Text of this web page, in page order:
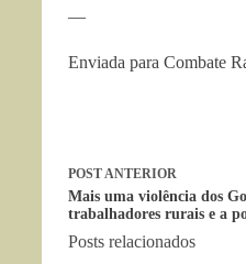
—
Enviada para Combate
POSTANTERIOR
Mais uma violência dos
trabalhadores rurais e a
Posts relacionados